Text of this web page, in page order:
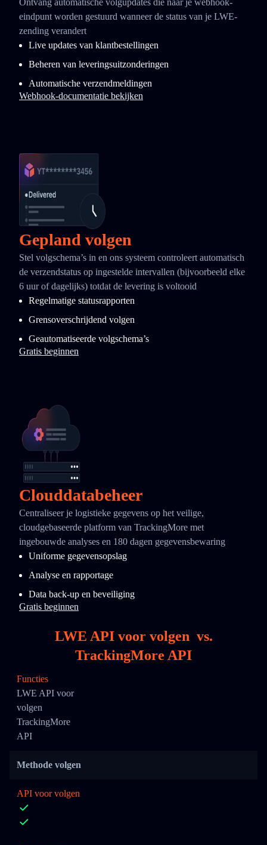
Ontvang automatische volgupdates die naar je webhook-
eindpunt worden gestuurd wanneer de status van je LWE-
zending verandert
Live updates van klantbestellingen
Beheren van leveringsuitzonderingen
Automatische verzendmeldingen
Webhook-documentatie bekijken
Gepland volgen
Stel volgschema’s in en ons systeem controleert automatisch
de verzendstatus op ingestelde intervallen (bijvoorbeeld elke
6 uur of dagelijks) totdat de levering is voltooid
Regelmatige statusrapporten
Grensoverschrijdend volgen
Geautomatiseerde volgschema’s
Gratis beginnen
Clouddatabeheer
Centraliseer je logistieke gegevens op het veilige,
cloudgebaseerde platform van TrackingMore met
ingebouwde analyses en 180 dagen gegevensbewaring
Uniforme gegevensopslag
Analyse en rapportage
Data back-up en beveiliging
Gratis beginnen
LWE API voor volgen vs.
TrackingMore API
Functies
LWE API voor
volgen
TrackingMore
API
Methode volgen
API voor volgen